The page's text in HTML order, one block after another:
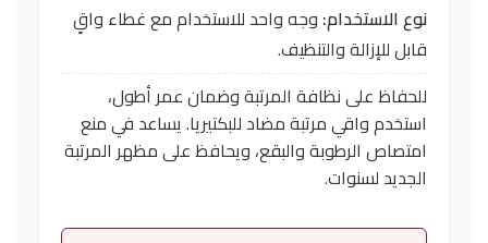
نوع الاستخدام: وجه واحد للاستخدام مع غطاء واقٍ
قابل للإزالة والتنظيف.
للحفاظ على نظافة المرتبة وضمان عمر أطول،
استخدم واقي مرتبة مضاد للبكتيريا. يساعد في منع
امتصاص الرطوبة والبقع، ويحافظ على مظهر المرتبة
الجديد لسنوات.